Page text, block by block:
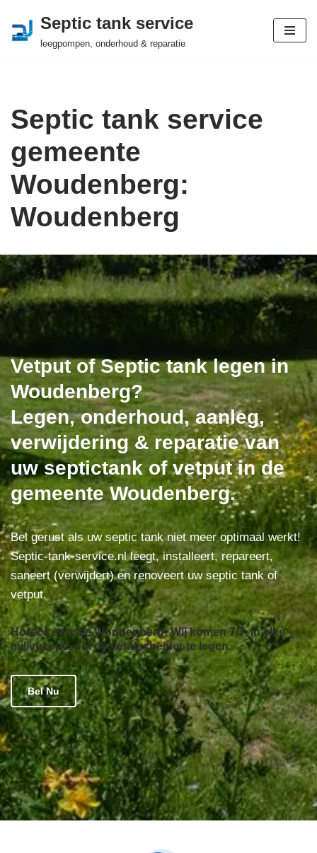
Ga
Septic tank service
leegpompen, onderhoud & reparatie
Septic tank service
gemeente
Woudenberg:
Woudenberg
Vetput of Septic tank legen in
Woudenberg?
Legen, onderhoud, aanleg,
verwijdering & reparatie van
uw septictank of vetput in de
gemeente Woudenberg.
Bel gerust als uw septic tank niet meer optimaal werkt!
Septic-tank-service.nl leegt, installeert, repareert,
saneert (verwijdert) en renoveert uw septic tank of
vetput.
Horeca service Woudenberg: Wij komen 7/7, in elke
milieuzone, om de vetafscheider te legen.
Bel Nu